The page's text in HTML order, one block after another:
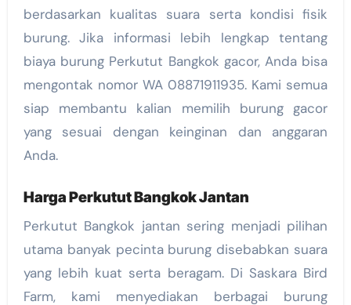
berdasarkan kualitas suara serta kondisi fisik
burung. Jika informasi lebih lengkap tentang
biaya burung Perkutut Bangkok gacor, Anda bisa
mengontak nomor WA 08871911935. Kami semua
siap membantu kalian memilih burung gacor
yang sesuai dengan keinginan dan anggaran
Anda.
Harga Perkutut Bangkok Jantan
Perkutut Bangkok jantan sering menjadi pilihan
utama banyak pecinta burung disebabkan suara
yang lebih kuat serta beragam. Di Saskara Bird
Farm, kami menyediakan berbagai burung